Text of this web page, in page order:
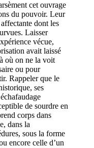
cet ouvrage
du pouvoir. Leur
dont les
Laisser
vécue,
avait laissé
où on ne la voit
ou pour
Rappeler que le
ses
de sourdre en
corps dans
dans la
sous la forme
encore celle d’un